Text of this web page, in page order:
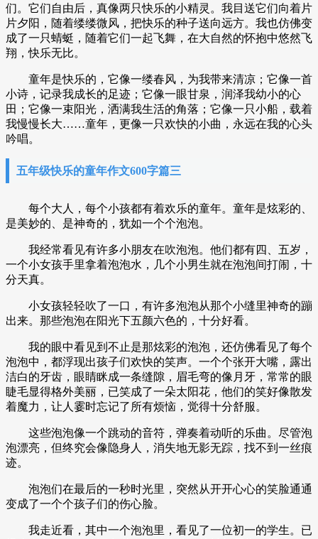
们。它们自由后，真像两只快乐的小精灵。我目送它们向着片
片夕阳，随着缕缕微风，把快乐的种子送向远方。我也仿佛变
成了一只蜻蜓，随着它们一起飞舞，在大自然的怀抱中悠然飞
翔，快乐无比。
童年是快乐的，它像一缕春风，为我带来清凉；它像一首
小诗，记录我成长的足迹；它像一眼甘泉，润泽我幼小的心
田；它像一束阳光，洒满我生活的角落；它像一只小船，载着
我慢慢长大……童年，更像一只欢快的小曲，永远在我的心头
吟唱。
五年级快乐的童年作文600字篇三
每个大人，每个小孩都有着欢乐的童年。童年是炫彩的、
是美妙的、是神奇的，犹如一个个泡泡。
我经常看见有许多小朋友在吹泡泡。他们都有四、五岁，
一个小女孩手里拿着泡泡水，几个小男生就在泡泡间打闹，十
分天真。
小女孩轻轻吹了一口，有许多泡泡从那个小缝里神奇的蹦
出来。那些泡泡在阳光下五颜六色的，十分好看。
我的眼中看见到不止是那炫彩的泡泡，还仿佛看见了每个
泡泡中，都浮现出孩子们欢快的笑声。一个个张开大嘴，露出
洁白的牙齿，眼睛眯成一条缝隙，眉毛弯的像月牙，常常的眼
睫毛显得格外美丽，已笑成了一朵太阳花，他们的笑好像散发
着魔力，让人霎时忘记了所有烦恼，觉得十分舒服。
这些泡泡像一个跳动的音符，弹奏着动听的乐曲。尽管泡
泡漂亮，但终究会像隐身人，消失地无影无踪，找不到一丝痕
迹。
泡泡们在最后的一秒时光里，突然从开开心心的笑脸通通
变成了一个个孩子们的伤心脸。
我走近看，其中一个泡泡里，看见了一位初一的学生。已